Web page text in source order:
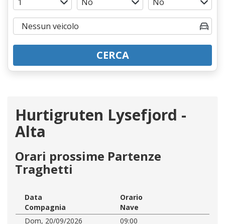
CERCA
Hurtigruten Lysefjord -
Alta
Orari prossime Partenze
Traghetti
Data
Orario
Compagnia
Nave
Dom, 20/09/2026
09:00